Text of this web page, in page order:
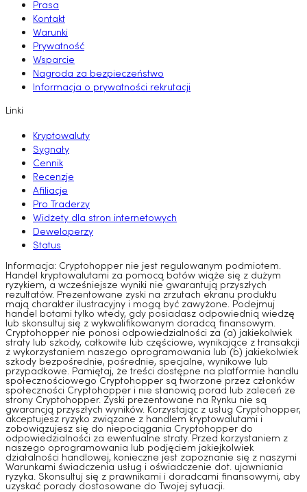
Prasa
Kontakt
Warunki
Prywatność
Wsparcie
Nagroda za bezpieczeństwo
Informacja o prywatności rekrutacji
Linki
Kryptowaluty
Sygnały
Cennik
Recenzje
Afiliacje
Pro Traderzy
Widżety dla stron internetowych
Deweloperzy
Status
Informacja: Cryptohopper nie jest regulowanym podmiotem.
Handel kryptowalutami za pomocą botów wiąże się z dużym
ryzykiem, a wcześniejsze wyniki nie gwarantują przyszłych
rezultatów. Prezentowane zyski na zrzutach ekranu produktu
mają charakter ilustracyjny i mogą być zawyżone. Podejmuj
handel botami tylko wtedy, gdy posiadasz odpowiednią wiedzę
lub skonsultuj się z wykwalifikowanym doradcą finansowym.
Cryptohopper nie ponosi odpowiedzialności za (a) jakiekolwiek
straty lub szkody, całkowite lub częściowe, wynikające z transakcji
z wykorzystaniem naszego oprogramowania lub (b) jakiekolwiek
szkody bezpośrednie, pośrednie, specjalne, wynikowe lub
przypadkowe. Pamiętaj, że treści dostępne na platformie handlu
społecznościowego Cryptohopper są tworzone przez członków
społeczności Cryptohopper i nie stanowią porad lub zaleceń ze
strony Cryptohopper. Zyski prezentowane na Rynku nie są
gwarancją przyszłych wyników. Korzystając z usług Cryptohopper,
akceptujesz ryzyko związane z handlem kryptowalutami i
zobowiązujesz się do niepociągania Cryptohopper do
odpowiedzialności za ewentualne straty. Przed korzystaniem z
naszego oprogramowania lub podjęciem jakiejkolwiek
działalności handlowej, konieczne jest zapoznanie się z naszymi
Warunkami świadczenia usług i oświadczenie dot. ujawniania
ryzyka. Skonsultuj się z prawnikami i doradcami finansowymi, aby
uzyskać porady dostosowane do Twojej sytuacji.